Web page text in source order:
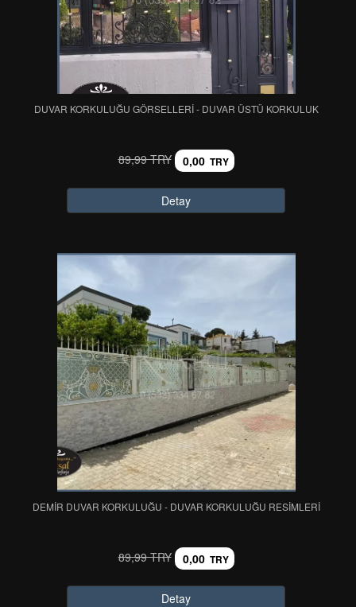
DUVAR KORKULUĞU GÖRSELLERİ - DUVAR ÜSTÜ KORKULUK
89,99 TRY 0,00 TRY
Detay
DEMİR DUVAR KORKULUĞU - DUVAR KORKULUĞU RESİMLERİ
89,99 TRY 0,00 TRY
Detay